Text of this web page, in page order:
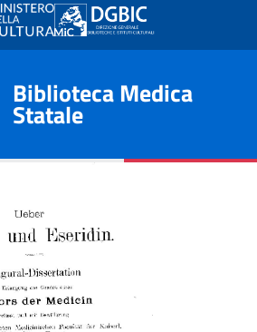
menu
Biblioteca Medica
Statale